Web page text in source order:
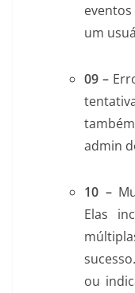
um
09 –
admin
10 –
Elas
ou